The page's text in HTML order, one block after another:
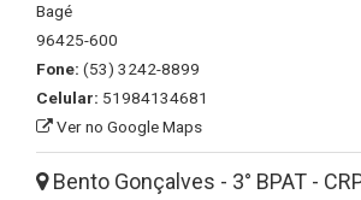
Bagé
96425-600
Fone: (53) 3242-8899
Celular: 51984134681
Ver no Google Maps
Bento Gonçalves - 3° BPAT -